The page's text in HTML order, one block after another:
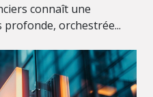
connaît une
orchestrée...